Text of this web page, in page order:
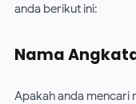
anda berikut ini:
Nama
Apakah anda mencari